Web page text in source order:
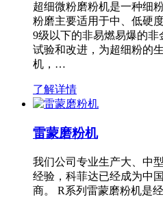
超细微粉磨粉机是一种细
粉磨主要适用于中、低硬
9级以下的非易燃易爆的
试验和改进，为超细粉的
机，…
了解详情
雷蒙磨粉机
我们公司专业生产大、中
经验，科菲达已经成为中
商。 R系列雷蒙磨粉机是